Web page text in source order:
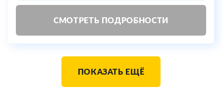
СМОТРЕТЬ ПОДРОБНОСТИ
ПОКАЗАТЬ ЕЩЁ